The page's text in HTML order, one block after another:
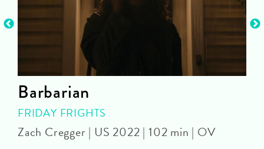
Barbarian
FRIDAY FRIGHTS
Zach Cregger | US 2022 | 102 min | OV